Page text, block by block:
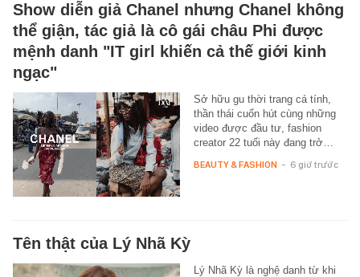
Show diễn giả Chanel nhưng Chanel không
thể giận, tác giả là cô gái châu Phi được
mệnh danh "IT girl khiến cả thế giới kinh
ngạc"
Sở hữu gu thời trang cá tính,
thần thái cuốn hút cùng những
video được đầu tư, fashion
creator 22 tuổi này đang trở…
BEAUTY & FASHION - 6 giờ trước
Tên thật của Lý Nhã Kỳ
Lý Nhã Kỳ là nghệ danh từ khi